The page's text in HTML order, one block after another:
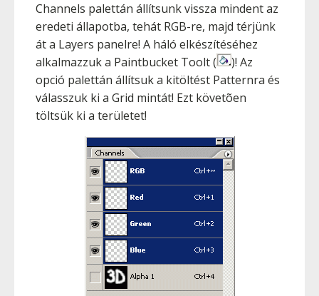
Channels palettán állítsunk vissza mindent az
eredeti állapotba, tehát RGB-re, majd térjünk
át a Layers panelre! A háló elkészítéséhez
alkalmazzuk a Paintbucket Toolt (
)! Az
opció palettán állítsuk a kitöltést Patternra és
válasszuk ki a Grid mintát! Ezt követõen
töltsük ki a területet!